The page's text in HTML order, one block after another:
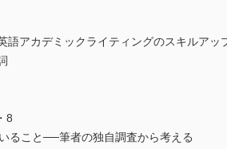
語アカデミックライティングのスキルアッ
8
ること──筆者の独自調査から考える